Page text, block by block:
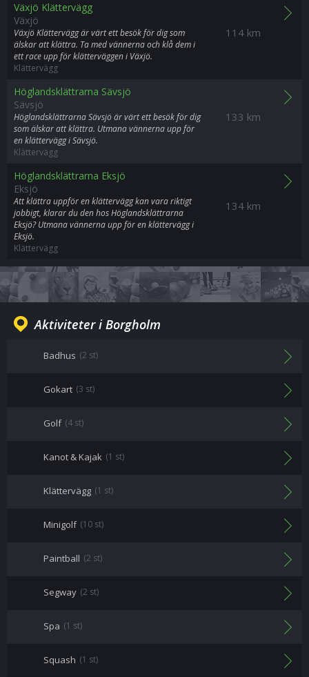
114 km
Växjö Klättervägg
Växjö
Växjö Klättervägg är värt ett besök för dig som
älskar att klättra. Ta med vännerna och klå dem i
ett race upp för klätterväggen i Växjö.
Klättervägg
133 km
Höglandsklättrarna Sävsjö
Sävsjö
Höglandsklättrarna Sävsjö är värt ett besök för dig
som älskar att klättra. Utmana vännerna upp för
en klättervägg i Sävsjö.
Klättervägg
134 km
Höglandsklättrarna Eksjö
Eksjö
Att klättra uppför en klättervägg kan vara riktigt
jobbigt, klarar du den hos Höglandsklättrarna
Eksjö? Utmana vännerna upp för en klättervägg i
Eksjö.
Klättervägg
Aktiviteter i Borgholm
Badhus (2 st)
Gokart (3 st)
Golf (4 st)
Kanot & Kajak (1 st)
Klättervägg (1 st)
Minigolf (10 st)
Paintball (2 st)
Segway (2 st)
Spa (1 st)
Squash (1 st)